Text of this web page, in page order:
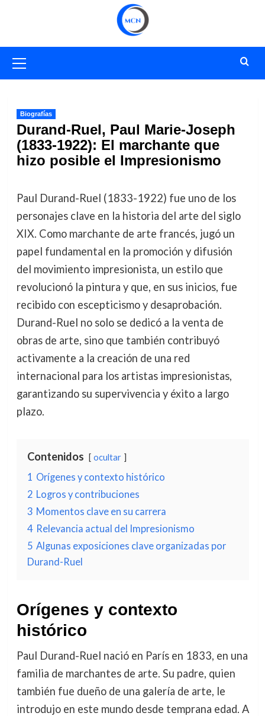
primario
Biografías
Durand-Ruel, Paul Marie-Joseph
(1833-1922): El marchante que
hizo posible el Impresionismo
Paul Durand-Ruel (1833-1922) fue uno de los
personajes clave en la historia del arte del siglo
XIX. Como marchante de arte francés, jugó un
papel fundamental en la promoción y difusión
del movimiento impresionista, un estilo que
revolucionó la pintura y que, en sus inicios, fue
recibido con escepticismo y desaprobación.
Durand-Ruel no solo se dedicó a la venta de
obras de arte, sino que también contribuyó
activamente a la creación de una red
internacional para los artistas impresionistas,
garantizando su supervivencia y éxito a largo
plazo.
Contenidos ocultar
1 Orígenes y contexto histórico
2 Logros y contribuciones
3 Momentos clave en su carrera
4 Relevancia actual del Impresionismo
5 Algunas exposiciones clave organizadas por
Durand-Ruel
Orígenes y contexto
histórico
Paul Durand-Ruel nació en París en 1833, en una
familia de marchantes de arte. Su padre, quien
también fue dueño de una galería de arte, le
introdujo en este mundo desde temprana edad. A